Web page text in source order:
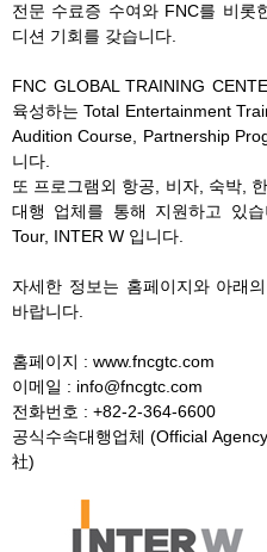
전문 수료증 수여와 FNC를 비롯
디션 기회를 갖습니다.
FNC GLOBAL TRAINING
육성하는 Total Entertainment
Audition Course, Partnership
니다.
또 프로그램외 항공, 비자, 숙박,
대행 업체를 통해 지원하고 있
Tour, INTER W 입니다.
자세한 정보는 홈페이지와 아래
바랍니다.
홈페이지 : www.fncgtc.com
이메일 : info@fncgtc.com
전화번호 : +82-2-364-6600
공식수속대행업체 (Official
社)